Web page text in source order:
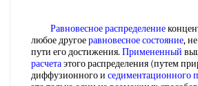
Равновесное распределение
любое другоеравновесное состояние,
пути его достижения. Примененный
расчетаэтого распределения (путем
диффузионного и седиментационного